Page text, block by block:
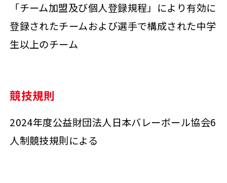
「チーム加盟及び個人登録規程」により有効に
登録されたチームおよび選手で構成された中学
生以上のチーム
競技規則
2024年度公益財団法人日本バレーボール協会6
人制競技規則による